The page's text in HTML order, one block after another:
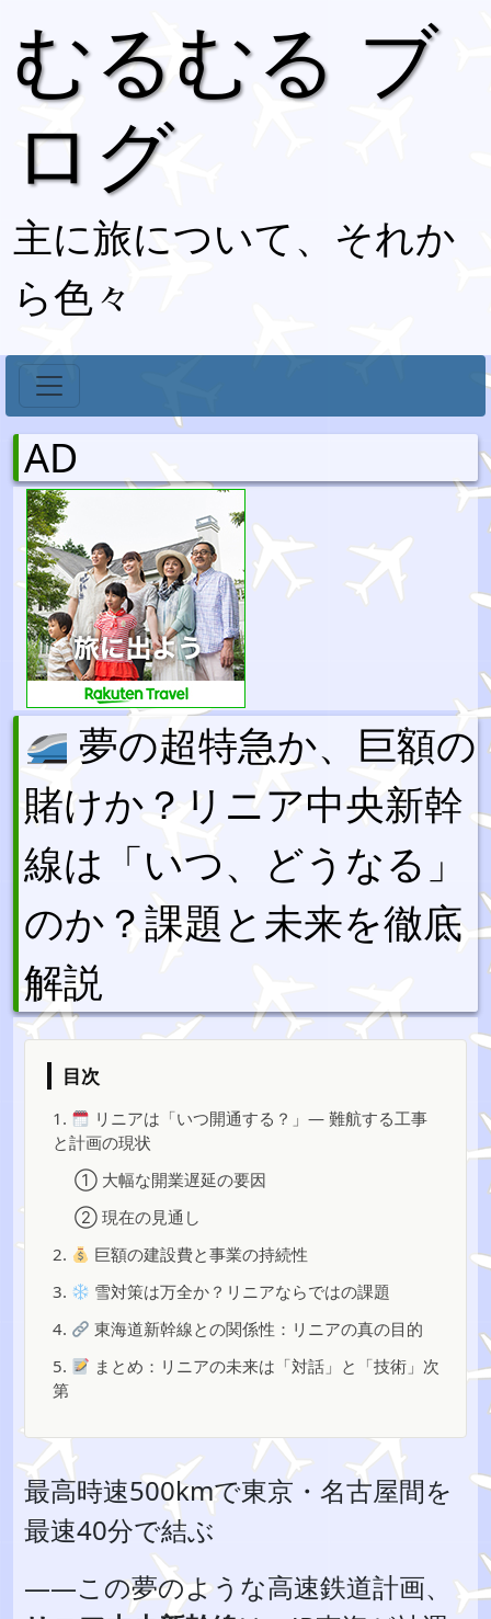
むるむる ブ
ログ
主に旅について、それか
ら色々
AD
夢の超特急か、巨額の
賭けか？リニア中央新幹
線は「いつ、どうなる」
のか？課題と未来を徹底
解説
目次
1.
リニアは「いつ開通する？」— 難航する工事
と計画の現状
① 大幅な開業遅延の要因
② 現在の見通し
2.
巨額の建設費と事業の持続性
3.
雪対策は万全か？リニアならではの課題
4.
東海道新幹線との関係性：リニアの真の目的
5.
まとめ：リニアの未来は「対話」と「技術」次
第
最高時速500kmで東京・名古屋間を
最速40分で結ぶ
――この夢のような高速鉄道計画、